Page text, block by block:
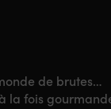
de brutes…
la fois